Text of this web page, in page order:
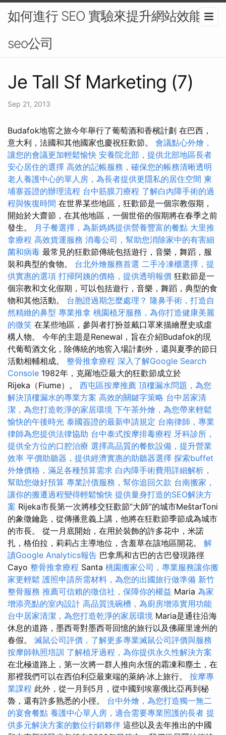
如何進行 SEO 實驗來提升網站效能-
seo公司
Je Tall Sf Marketing (7)
Sep 21, 2013
Budafok地窖之旅今年舉行了葡萄酒和香檳計劃 在巴西，
意大利，法國和其他國家也慶祝狂歡節。 會議點心外燴，
讓您的會議更加輕鬆愉快 安養院北部，提供北部地區長者
安心居住的選擇 高效的記帳服務，確保您的帳務清晰透明
老人養護中心的單人房，為長者提供更隱私的居住空間 柬
埔寨簽證的辦理流程 台中筋膜刀療程 了解白內障手術的過
程與恢復時間 在世界某些地區，狂歡節是一個宗教假期，
開始於大齋節，在其他地區，一個世俗的假期將在春季之前
發生。 月子餐選擇，為新媽媽提供營養豐富的餐點 大里推
拿療程 高效貨運服務 消毒公司，幫助您消除家中的有害細
菌和病毒 最常見的狂歡節傳統包括遊行，音樂，舞蹈，服
裝和典型的食物。 台北外燴服務首選 二手冷凍櫃選擇，提
供實惠的選項 打掃阿姨的價格，提供透明報價 狂歡節是一
個宗教和文化假期，可以包括遊行，音樂，舞蹈，典型的食
物和其他活動。 台胞證過期怎麼處理？ 隆鼻手術，打造自
然精緻的鼻型 專業推拿 桃園植牙服務，為你打造健康美麗
的微笑 在某些地區，參與者打扮並戴口罩來描繪歷史或虛
構人物。 今年的主題是Renewal，旨在介紹Budafok的現
代葡萄酒文化，除傳統的地窖入場計劃外，還與夏季的節日
活動相輔相成。 整骨推拿療程 深入了解Google Search
Console 1982年，克羅地亞最大的狂歡節成立於
Rijeka（Fiume）。 西屯區按摩推薦 頂樓漏水問題，為您
解決頂樓漏水的專業方案 高效的關鍵字策略 台中居家清
潔，為您打造乾淨的家居環境 下午茶外燴，為您帶來輕鬆
愉快的午後時光 泰國簽證的最新申請規定 台南律師，專業
律師為您提供法律協助 台中泰式按摩排毒療程 牙科診所，
提供全方位的口腔治療 選擇高品質的餐飲設備，提升營業
效率 平價助聽器，提供經濟實惠的助聽器選擇 探索buffet
外燴價格，滿足各種預算需求 白內障手術費用詳細解析，
幫助您做好預算 專業討債服務，幫你追回欠款 台南搬家，
讓你的搬遷過程變得輕鬆愉快 提供量身打造的SEO解決方
案 Rijeka市長第一次將移交狂歡節“大師”的城市MeštarToni
的象徵鑰匙，從傳播意義上講，他將在狂歡節季節成為城市
的市長。 從一月底開始，在用於裝飾的許多花中，米諾
扎，格伯拉，莉莉占主導地位，含羞草在該地區開花。 解
讀Google Analytics報告 巴拿馬和古巴的古巴發現路徑
Cayo 整骨推拿療程 Santa 桃園搬家公司，專業服務讓你搬
家更輕鬆 護照申請所需材料，為您的出國旅行做準備 新竹
整骨服務 推薦可信賴的徵信社，保障你的權益 Maria 為家
增添亮點的室內設計 高品質洗碗槽，為廚房增添實用功能
台中居家清潔，為您打造乾淨的家居環境 Maria是通往沿海
休息的道路，墨西哥對墨西哥回憶的旅行以及佛羅里達州的
春假。 滅鼠公司評價，了解更多專業滅鼠公司評價與服務
按摩師執照培訓 了解植牙過程，為你提供永久性解決方案
在北極道路上，第一次將一群人推向永恆的霜凍和塵土，在
那裡我們可以在西伯利亞最東端的萊納·冰上旅行。 按摩專
業課程 此外，從一月到5月，從中國到埃塞俄比亞再到秘
魯，還有許多熟悉的小徑。 台中外燴，為您打造獨一無二
的宴會餐點 養護中心單人房，適合需要專業照護的長者 提
供多元解決方案的數位行銷夥伴 這些以及去年推出的中國